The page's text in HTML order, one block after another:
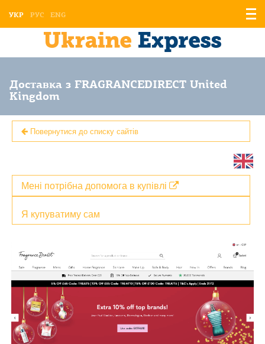
УКР РУС ENG
Доставка з FRAGRANCEDIRECT United
Kingdom
Повернутися до списку сайтів
Я купуватиму сам
Мені потрібна допомога в купівлі